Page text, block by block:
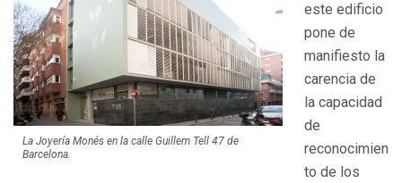
La Joyería Monés en la calle Guillem Tell 47 de
Barcelona.
este edificio
pone de
manifiesto la
carencia de
la capacidad
de
reconocimien
to de los